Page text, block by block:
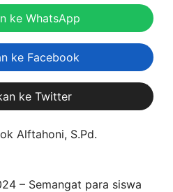
ke WhatsApp
ke Facebook
ke Twitter
Alftahoni, S.Pd.
– Semangat para siswa